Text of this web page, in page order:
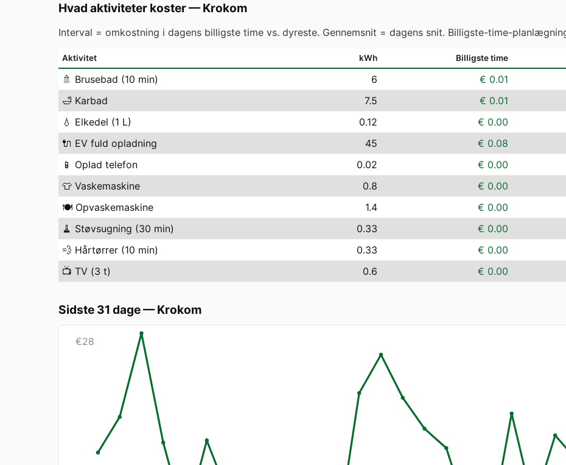
Hvad aktiviteter koster—Krokom
Interval = omkostning i dagens billigste time vs. dyreste. Gennemsnit = dagens snit. Billigste-time-
Aktivitet kWh Billigste time
🚿 Brusebad (10 min) 6 € 0.01
🛁 Karbad 7.5 € 0.01
💧 Elkedel (1 L) 0.12 € 0.00
🔌 EV fuld opladning 45 € 0.08
📱 Oplad telefon 0.02 € 0.00
👕 Vaskemaskine 0.8 € 0.00
🍽️ Opvaskemaskine 1.4 € 0.00
🧹 Støvsugning (30 min) 0.33 € 0.00
💨 Hårtørrer (10 min) 0.33 € 0.00
📺 TV (3 t) 0.6 € 0.00
Sidste 31 dage—Krokom
€28